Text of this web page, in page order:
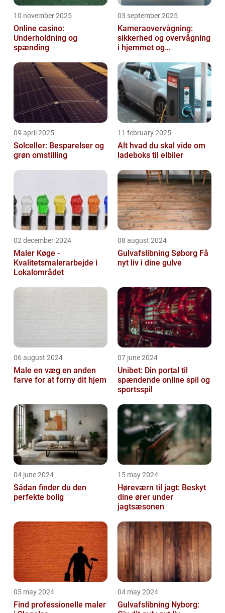
10 november 2025
Online casino:
Underholdning og
spænding
03 september 2025
Kameraovervågning:
sikkerhed og overvågning
i hjemmet og
09 april 2025
Solceller: Besparelser og
grøn omstilling
11 february 2025
Alt hvad du skal vide om
ladeboks til elbiler
02 december 2024
Maler Køge -
Kvalitetsmalerarbejde i
Lokalområdet
08 august 2024
Gulvafslibning Søborg Få
nyt liv i dine gulve
06 august 2024
Male en væg en anden
farve for at forny dit hjem
07 june 2024
Unibet: Din portal til
spændende online spil og
sportsspil
04 june 2024
Sådan finder du den
perfekte bolig
15 may 2024
Høreværn til jagt: Beskyt
dine ører under
jagtsæsonen
05 may 2024
Find professionelle maler
04 may 2024
Gulvafslibning Nyborg: